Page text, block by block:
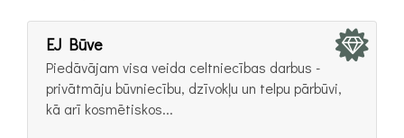
EJ Būve
Piedāvājam visa veida celtniecības darbus -
privātmāju būvniecību, dzīvokļu un telpu pārbūvi,
kā arī kosmētiskos...